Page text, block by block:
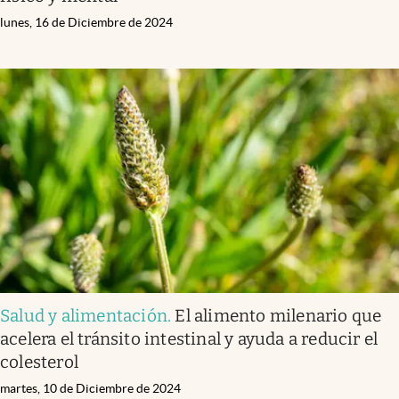
lunes, 16 de Diciembre de 2024
Salud y alimentación. El alimento milenario que
acelera el tránsito intestinal y ayuda a reducir el
colesterol
martes, 10 de Diciembre de 2024